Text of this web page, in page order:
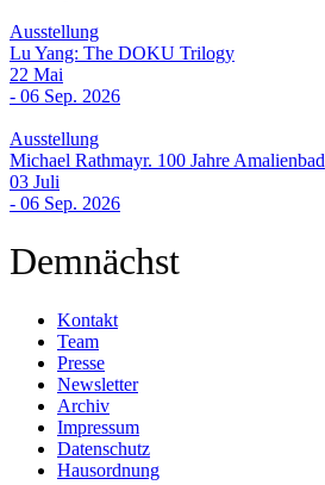
Ausstellung
Lu Yang: The DOKU Trilogy
22 Mai
- 06 Sep. 2026
Ausstellung
Michael Rathmayr. 100 Jahre Amalienbad
03 Juli
- 06 Sep. 2026
Demnächst
Kontakt
Team
Presse
Newsletter
Archiv
Impressum
Datenschutz
Hausordnung